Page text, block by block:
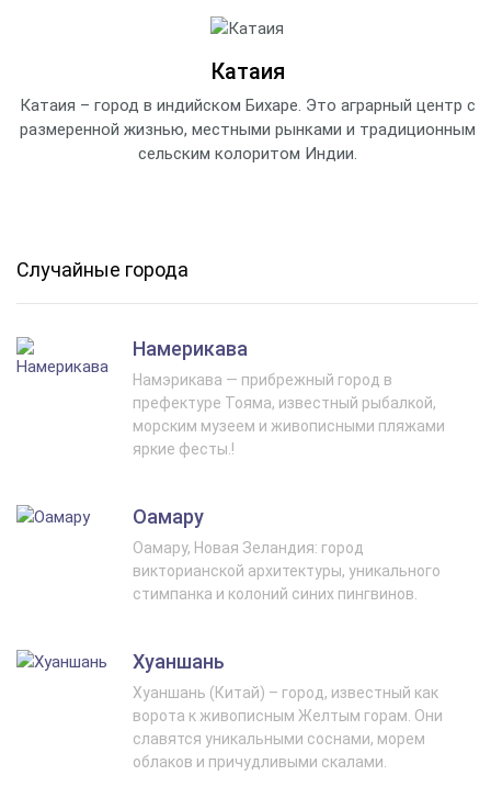
Катаия
Катаия – город в индийском Бихаре. Это аграрный центр с
размеренной жизнью, местными рынками и традиционным
сельским колоритом Индии.
Случайные города
Намерикава
Намэрикава — прибрежный город в
префектуре Тояма, известный рыбалкой,
морским музеем и живописными пляжами
яркие фесты.!
Оамару
Оамару, Новая Зеландия: город
викторианской архитектуры, уникального
стимпанка и колоний синих пингвинов.
Хуаншань
Хуаншань (Китай) – город, известный как
ворота к живописным Желтым горам. Они
славятся уникальными соснами, морем
облаков и причудливыми скалами.